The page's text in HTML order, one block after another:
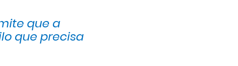
que a
que precisa